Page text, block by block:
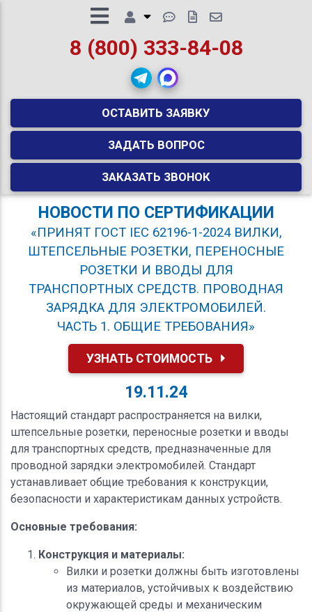
8 (800) 333-84-08
ОСТАВИТЬ ЗАЯВКУ
ЗАДАТЬ ВОПРОС
ЗАКАЗАТЬ ЗВОНОК
НОВОСТИ ПО СЕРТИФИКАЦИИ
«ПРИНЯТ ГОСТ IEC 62196-1-2024 ВИЛКИ,
ШТЕПСЕЛЬНЫЕ РОЗЕТКИ, ПЕРЕНОСНЫЕ
РОЗЕТКИ И ВВОДЫ ДЛЯ
ТРАНСПОРТНЫХ СРЕДСТВ. ПРОВОДНАЯ
ЗАРЯДКА ДЛЯ ЭЛЕКТРОМОБИЛЕЙ.
ЧАСТЬ 1. ОБЩИЕ ТРЕБОВАНИЯ»
УЗНАТЬ СТОИМОСТЬ
19.11.24
Настоящий стандарт распространяется на вилки,
штепсельные розетки, переносные розетки и вводы
для транспортных средств, предназначенные для
проводной зарядки электромобилей. Стандарт
устанавливает общие требования к конструкции,
безопасности и характеристикам данных устройств.
Основные требования:
Конструкция и материалы:
Вилки и розетки должны быть изготовлены
из материалов, устойчивых к воздействию
окружающей среды и механическим